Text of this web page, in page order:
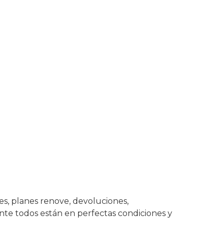
planes renove, devoluciones,
todos están en perfectas condiciones y